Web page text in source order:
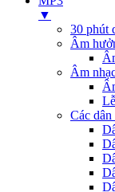
▼
30 phút
Âm
Âm
Các